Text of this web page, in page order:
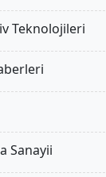
ekler */
Teknolojileri
Sanayii